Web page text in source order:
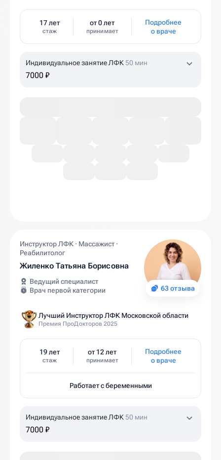
17 лет
стаж
от 0 лет
принимает
Подробнее
о враче
Индивидуальное занятие ЛФК 50 мин
7000 ₽
63 отзыва
Инструктор ЛФК · Массажист ·
Реабилитолог
Жиленко Татьяна Борисовна
Ведущий специалист
Врач первой категории
Лучший Инструктор ЛФК Московской области
Премия ПроДокторов 2025
19 лет
стаж
от 12 лет
принимает
Подробнее
о враче
Работает с беременными
Индивидуальное занятие ЛФК 50 мин
7000 ₽